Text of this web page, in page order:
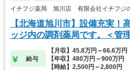
イチフジ薬局 旭川店 有限会社イチフジ
【北海道旭川市】設備充実！
ッジ内の調剤薬局です。＜管
給与
【月収】45.8万円～66.6万円
【年収】480万円～900万円
【時給】2,500円～2,800円